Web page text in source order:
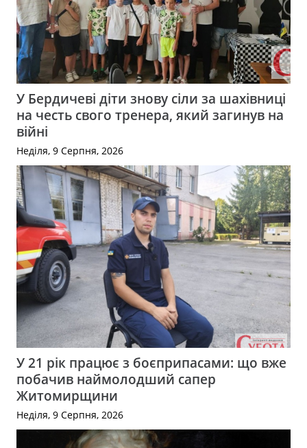
У Бердичеві діти знову сіли за шахівниці
на честь свого тренера, який загинув на
війні
Неділя, 9 Серпня, 2026
У 21 рік працює з боєприпасами: що вже
побачив наймолодший сапер
Житомирщини
Неділя, 9 Серпня, 2026